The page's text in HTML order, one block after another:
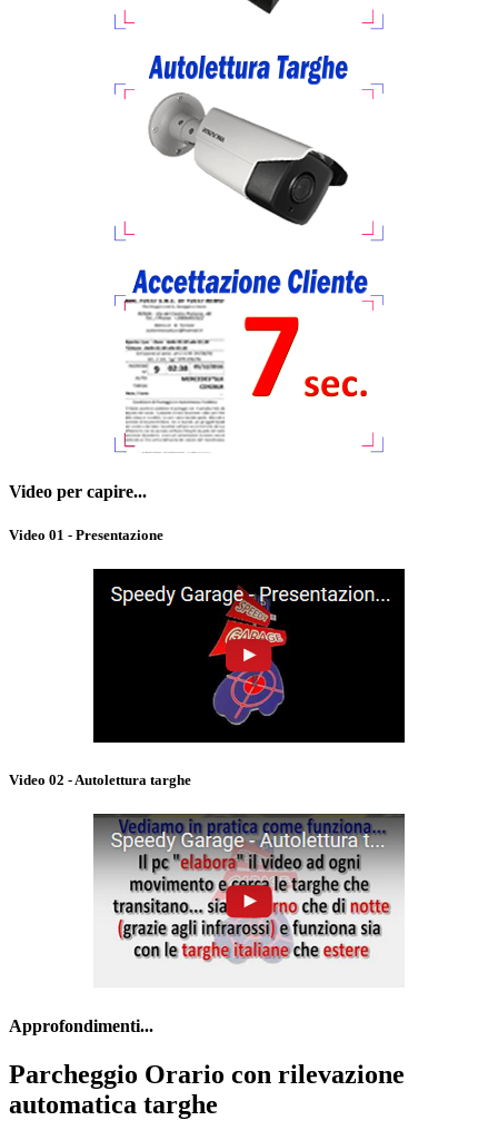
Video per capire...
Video 01 - Presentazione
Video 02 - Autolettura targhe
Approfondimenti...
Parcheggio Orario con rilevazione
automatica targhe